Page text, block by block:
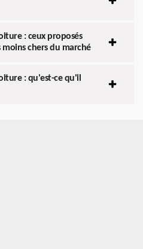
: ceux proposés
chers du marché
: qu'est-ce qu'il